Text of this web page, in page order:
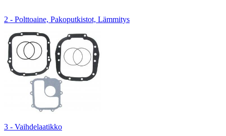
2 - Polttoaine, Pakoputkistot, Lämmitys
3 - Vaihdelaatikko